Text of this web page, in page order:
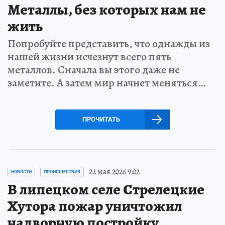
Металлы, без которых нам не
жить
Попробуйте представить, что однажды из
нашей жизни исчезнут всего пять
металлов. Сначала вы этого даже не
заметите. А затем мир начнет меняться…
ПРОЧИТАТЬ
НОВОСТИ ПРОИСШЕСТВИЯ 22 мая 2026 9:02
В липецком селе Стрелецкие
Хутора пожар уничтожил